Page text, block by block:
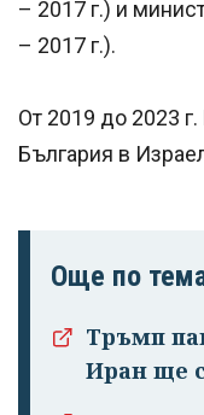
– 2017 г.) и
– 2017 г.).
От 2019 до 2023
България в
Още по
Тръмп
Иран ще